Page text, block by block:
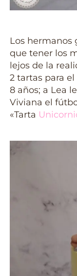
Los hermanos
que tener los
lejos de la
2 tartas para
8 años; a Lea
Viviana el
«Tarta